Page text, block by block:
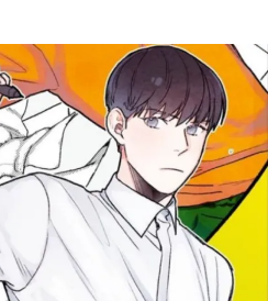
d
e
p
u
b
l
ç
L
s
u
l
-
c
o
r
e